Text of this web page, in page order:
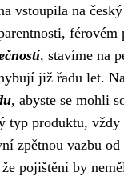
vstoupila na
, stavíme na
již řadu let.
, abyste se mohli
typ produktu, vždy
zpětnou vazbu
pojištění by